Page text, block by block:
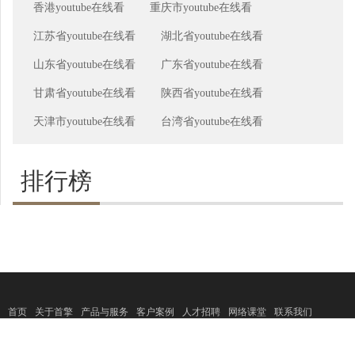
香港youtube在线看 重庆市youtube在线看
江苏省youtube在线看 湖北省youtube在线看
山东省youtube在线看 广东省youtube在线看
甘肃省youtube在线看 陕西省youtube在线看
天津市youtube在线看 台湾省youtube在线看
排行榜
首页 关于首擎 产品与服务 客户案例 人才招聘 网络课堂 联系我们